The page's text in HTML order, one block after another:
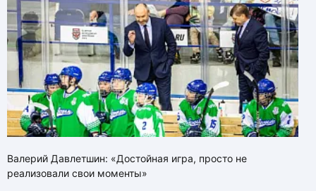
Валерий Давлетшин: «Достойная игра, просто не
реализовали свои моменты»